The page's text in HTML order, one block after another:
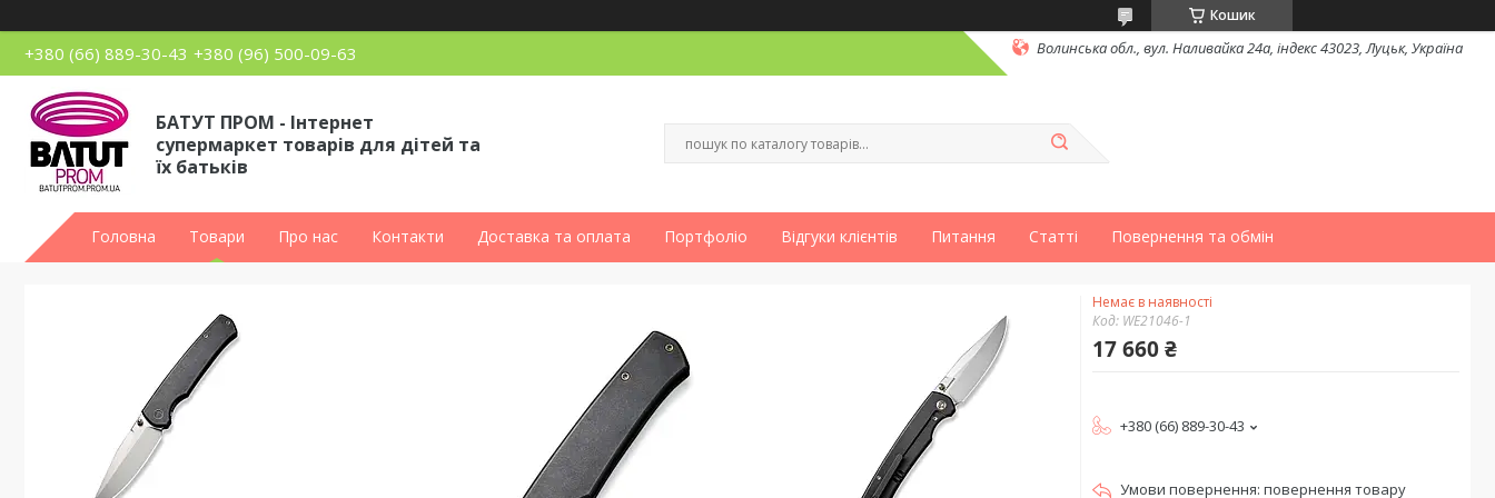
Кошик
+380 (66) 889-30-43 +380 (96) 500-09-63 Волинська обл., вул. Наливайка 24а, індекс 43023, Луцьк, Україна
БАТУТ ПРОМ - Інтернет
супермаркет товарів для дітей та
їх батьків
Головна Товари Про нас Контакти Доставка та оплата Портфоліо Відгуки клієнтів Питання Статті Повернення та обмін
Немає в наявності
Код: WE21046-1
17 660 ₴
+380 (66) 889-30-43
повернення товару